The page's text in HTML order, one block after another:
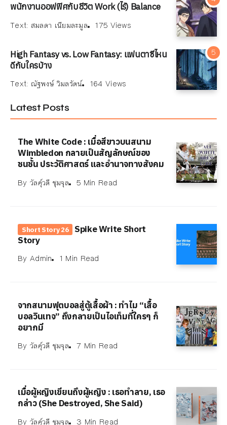
พนักงานออฟฟิศกับชีวิต Work (ไร้) Balance
Text: สมลดา เนียมละมูล 175 Views
High Fantasy vs. Low Fantasy: แฟนตาซีไหน
ดีกับใครบ้าง
Text: ณัฐพงษ์ วิมลรัตน์ 164 Views
Latest Posts
The White Code : เมื่อสีขาวบนสนาม
Wimbledon กลายเป็นสัญลักษณ์ของ
ชนชั้น ประวัติศาสตร์ และอำนาจทางสังคม
By วัลคุ์วดี ชุมจุล 5 Min Read
Short Story 26
Spike Write Short
Story
By Admin 1 Min Read
จากสนามฟุตบอลสู่ตู้เสื้อผ้า : ทำไม “เสื้อ
บอลวินเทจ” ถึงกลายเป็นไอเท็มที่ใครๆ ก็
อยากมี
By วัลคุ์วดี ชุมจุล 7 Min Read
เมื่อผู้หญิงเขียนถึงผู้หญิง : เธอทำลาย, เธอ
กล่าว (She Destroyed, She Said)
By วัลคุ์วดี ชุมจุล 3 Min Read